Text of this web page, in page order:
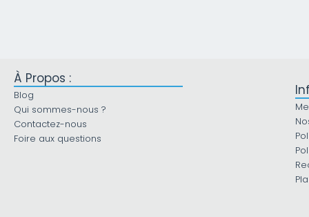
À Propos :
Blog
Qui sommes-nous ?
Contactez-nous
Foire aux questions